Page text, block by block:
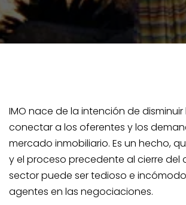
IMO nace de la intención de
conectar a los oferentes y los
mercado inmobiliario. Es un hecho,
y el proceso precedente al cierre del
sector puede ser tedioso e
agentes en las negociaciones.